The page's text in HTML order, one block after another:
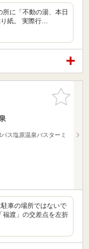
所に「不動の湯、本日
紙。 実際行…
お気に入
りに追加
ス塩原温泉バスターミ
車の場所ではないで
福渡」の交差点を左折